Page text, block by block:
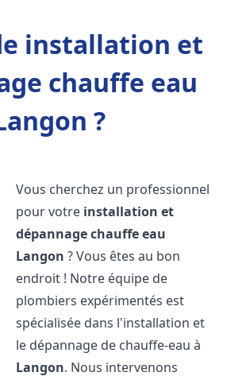
installation et
chauffe eau
?
Vous cherchez un professionnel
pour votre installation et
dépannage chauffe eau
Langon ? Vous êtes au bon
endroit ! Notre équipe de
plombiers expérimentés est
spécialisée dans l'installation et
le dépannage de chauffe-eau à
Langon. Nous intervenons